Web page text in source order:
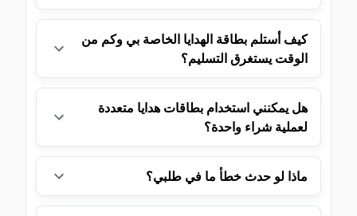
كيف أستلم بطاقة الهدايا الخاصة بي وكم من
الوقت يستغرق التسليم؟
هل يمكنني استخدام بطاقات هدايا متعددة
لعملية شراء واحدة؟
ماذا لو حدث خطأ ما في طلبي؟